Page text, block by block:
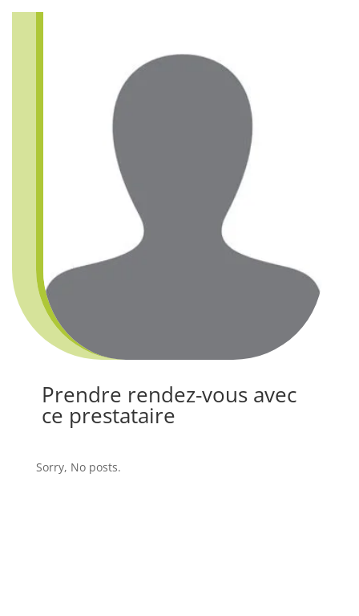
Prendre rendez-vous avec
ce prestataire
Sorry, No posts.